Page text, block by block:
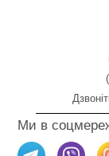
Ми в